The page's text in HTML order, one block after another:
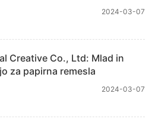
2024-03-07
Creative Co., Ltd: Mlad in
za papirna remesla
2024-03-07